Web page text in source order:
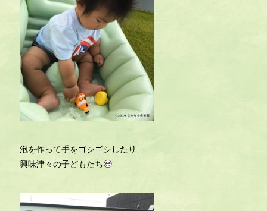
泡を作って手をゴシゴシしたり…
興味津々の子どもたち